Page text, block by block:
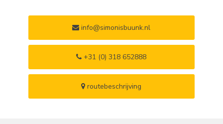
info@simonisbuunk.nl
+31 (0) 318 652888
routebeschrijving